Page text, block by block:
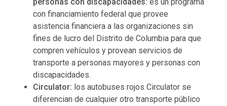
con financiamiento federal que provee
asistencia financiera a las organizaciones sin
fines de lucro del Distrito de Columbia para que
compren vehículos y provean servicios de
transporte a personas mayores y personas con
discapacidades.
Circulator: los autobuses rojos Circulator se
diferencian de cualquier otro transporte público